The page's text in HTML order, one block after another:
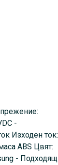
-
Изxоден ток:
ABS Цвят:
- Подходящ